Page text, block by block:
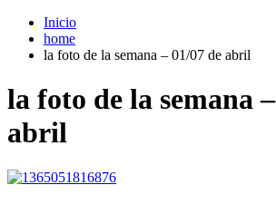
Inicio
home
la foto de la semana – 01/07 de abril
la foto de la semana
abril